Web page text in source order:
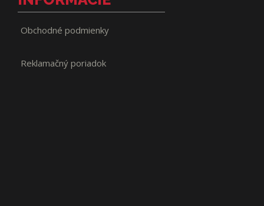
Obchodné podmienky
Reklamačný poriadok